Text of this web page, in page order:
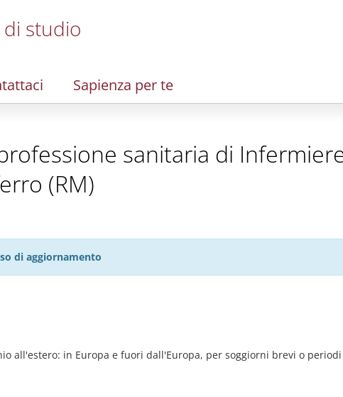
di studio
Sapienza per te
sanitaria di
(RM)
di aggiornamento
all'estero: in Europa e fuori dall'Europa, per soggiorni brevi o